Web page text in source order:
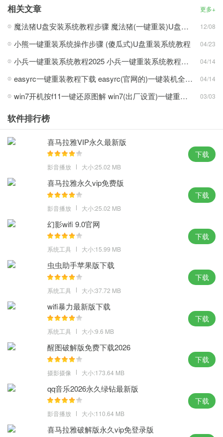
2、为了保证电脑游戏和工具的正常运行，完成了任何技术都能使
3、支持4k自动换行功能，系统更新结束后，对硬盘进行自动扫描检
查，最适合配置电脑的系统版本。
4、可以实现全自动无价格单钥匙系统，减少了不必要的安全信息，
系统采用了全过程离线制作的方式。
系统之家一键重装系统工具下载攻略心得：
1、能够迅速下载操作系统，提供电脑联络人和文件资料的备份工
2、计算机不进行各种删除，保持系统的大部分原有功能，自动消除
运行库，最大限度地发挥硬件性能。
4、傻瓜式的生产线操作为电脑新手特别精心设计，避免了不必要的
时间和精力的浪费，显示出强大的兼容性。
系统之家一键重装系统工具下载体验点评：
是选择自己心仪的系统，还是选择最适配的，都没有问题，系统之
家一键重装系统工具下载，胆子大一点，大不了随时重装，几分钟
MD5：0A83101504D9B938D5C25E3B26B80562
SHA1：F0F07F8855840D09ED43F08EFBA023848C917B90
相关文章 更多+
魔法猪U盘安装系统教程步骤 魔法猪(一键重装)U盘安装系统教程超详细的 12/08
小熊一键重装系统操作步骤 (傻瓜式)U盘重装系统教程 04/23
小兵一键重装系统教程2025 小兵一键重装系统教程图解 04/14
easyrc一键重装教程下载 easyrc(官网的)一键装机全过程 04/14
win7开机按f11一键还原图解 win7(出厂设置)一键重装方法介绍 03/03
软件排行榜
喜马拉雅VIP永久最新版
影音播放 大小:25.02 MB
下载
喜马拉雅永久vip免费版
影音播放 大小:25.02 MB
下载
幻影wifi 9.0官网
系统工具 大小:15.99 MB
下载
虫虫助手苹果版下载
系统工具 大小:37.72 MB
下载
wifi暴力最新版下载
系统工具 大小:9.6 MB
下载
醒图破解版免费下载2026
摄影摄像 大小:173.64 MB
下载
qq音乐2026永久绿钻最新版
影音播放 大小:110.64 MB
下载
喜马拉雅破解版永久vip免登录版